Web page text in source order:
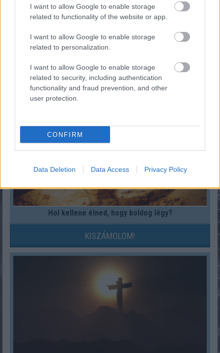
I want to allow Google to enable storage
related to functionality of the website or app.
I want to allow Google to enable storage
related to personalization.
I want to allow Google to enable storage
related to security, including authentication
functionality and fraud prevention, and other
user protection.
CONFIRM
Data Deletion Data Access Privacy Policy
KISZÁMOLOM!
Hol kellene élned, hogy boldog légy?
KISZÁMOLOM!